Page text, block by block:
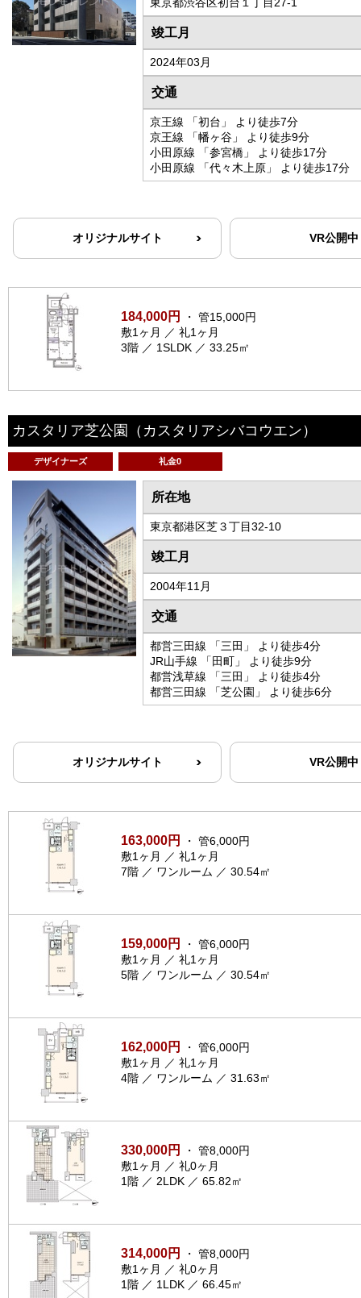
竣工月
2024年03月
交通
京王線 「初台」 より徒歩7分
京王線 「幡ヶ谷」 より徒歩9分
小田原線 「参宮橋」 より徒歩17分
小田原線 「代々木上原」 より徒歩17分
オリジナルサイト VR公開中
184,000円
・ 管15,000円
敷1ヶ月 ／ 礼1ヶ月
3階 ／ 1SLDK ／ 33.25㎡
カスタリア芝公園 （カスタリアシバコウエン）
デザイナーズ 礼金0
所在地
東京都港区芝３丁目32-10
竣工月
2004年11月
交通
都営三田線 「三田」 より徒歩4分
JR山手線 「田町」 より徒歩9分
都営浅草線 「三田」 より徒歩4分
都営三田線 「芝公園」 より徒歩6分
オリジナルサイト VR公開中
163,000円
・ 管6,000円
敷1ヶ月 ／ 礼1ヶ月
7階 ／ ワンルーム ／ 30.54㎡
159,000円
・ 管6,000円
敷1ヶ月 ／ 礼1ヶ月
5階 ／ ワンルーム ／ 30.54㎡
162,000円
・ 管6,000円
敷1ヶ月 ／ 礼1ヶ月
4階 ／ ワンルーム ／ 31.63㎡
330,000円
・ 管8,000円
敷1ヶ月 ／ 礼0ヶ月
1階 ／ 2LDK ／ 65.82㎡
314,000円
・ 管8,000円
敷1ヶ月 ／ 礼0ヶ月
1階 ／ 1LDK ／ 66.45㎡